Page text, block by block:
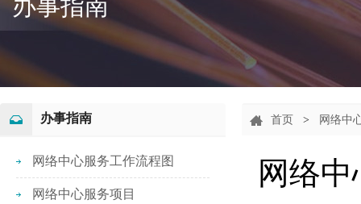
办事指南
办事指南
网络中心服务工作流程图
网络中心服务项目
首页 > 网络中
网络